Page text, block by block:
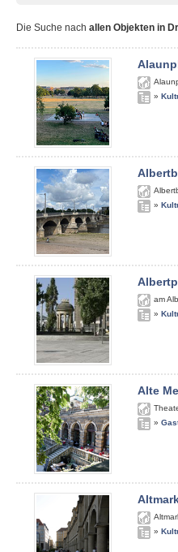
Die Suche nach allen Objekten in
»
»
am
»
Alte
»
»